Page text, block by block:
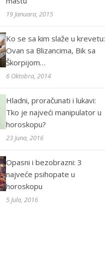
19 Januara, 2015
Ko se sa kim slaže u krevetu:
Ovan sa Blizancima, Bik sa
Škorpijom…
6 Oktobra, 2014
Hladni, proračunati i lukavi:
Tko je najveći manipulator u
horoskopu?
23 Juna, 2016
Opasni i bezobrazni: 3
najveće psihopate u
horoskopu
5 Jula, 2016